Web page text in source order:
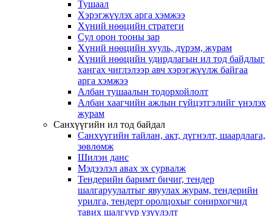
Тушаал
Хэрэгжүүлэх арга хэмжээ
Хүний нөөцийн стратеги
Сул орон тооны зар
Хүний нөөцийн хууль, дүрэм, журам
Хүний нөөцийн удирдлагын ил тод байдлыг
хангах чиглэлээр авч хэрэгжүүлж байгаа
арга хэмжээ
Албан тушаалын тодорхойлолт
Албан хаагчийн ажлын гүйцэтгэлийг үнэлэх
журам
Санхүүгийн ил тод байдал
Санхүүгийн тайлан, акт, дүгнэлт, шаардлага,
зөвлөмж
Шилэн данс
Мэдээлэл авах эх сурвалж
Тендерийн баримт бичиг, тендер
шалгаруулалтыг явуулах журам, тендерийн
урилга, тендерт оролцохыг сонирхогчид
тавих шалгуур үзүүлэлт